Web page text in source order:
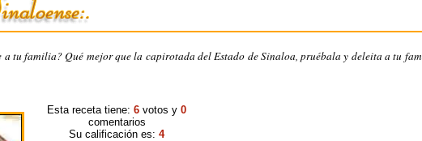
a tu familia? Qué mejor que la capirotada del Estado de Sinaloa, pruébala y deleita a tu
Esta receta tiene: 6 votos y 0
comentarios
Su calificación es: 4